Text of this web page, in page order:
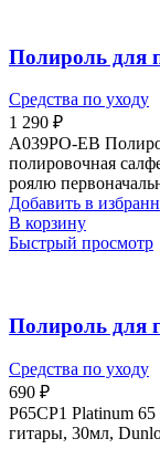
Полироль для
Средства по уходу
1 290 ₽
A039PO-EB
полировочная
роялю
Добавить в
В корзину
Быстрый просмотр
Полироль для
Средства по уходу
690 ₽
P65CP1 Platinum
гитары, 30мл,